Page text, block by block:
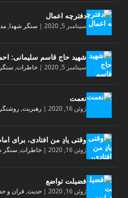
دفترچه اعمال
سپتامبر 5, 2020 | سنگر شهدا,
شهید حاج قاسم سلیمانی:
سپتامبر 5, 2020 |خاطرات,
نعمت
ژوئن 16, 2020 | رهبریت,
وقتی یادِ من افتادی، برای
ژوئن 16, 2020 |خاطرات, سنگر
فضیلت تواضع
ژوئن 16, 2020 |حدیث, قران و